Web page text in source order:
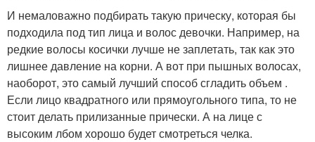
И немаловажно подбирать такую прическу, которая бы
подходила под тип лица и волос девочки. Например, на
редкие волосы косички лучше не заплетать, так как это
лишнее давление на корни. А вот при пышных волосах,
наоборот, это самый лучший способ сгладить объем .
Если лицо квадратного или прямоугольного типа, то не
стоит делать прилизанные прически. А на лице с
высоким лбом хорошо будет смотреться челка.